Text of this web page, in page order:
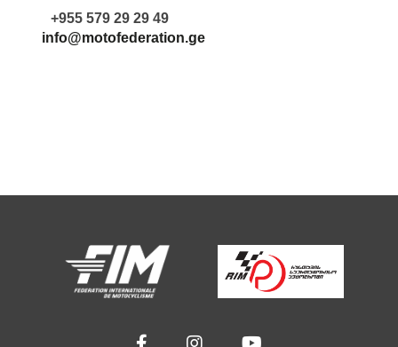
+955 579 29 29 49
info@motofederation.ge